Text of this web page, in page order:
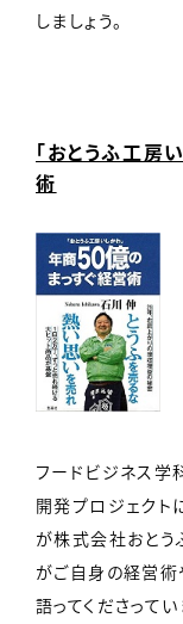
しましょう。
「おとうふ工房
術
フードビジネス
開発プロジェクト
が株式会社おとう
がご自身の経営術
語ってくださって